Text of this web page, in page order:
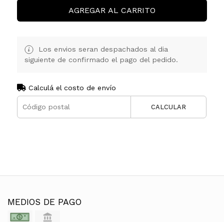
AGREGAR AL CARRITO
Los envios seran despachados al dia
siguiente de confirmado el pago del pedido.
Calculá el costo de envío
CALCULAR
MEDIOS DE PAGO